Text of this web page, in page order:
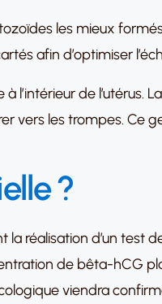
les mieux
afin d’optimiser
l’intérieur de l’utérus.
vers les trompes. Ce
?
la réalisation d’un test
de bêta-hCG
viendra